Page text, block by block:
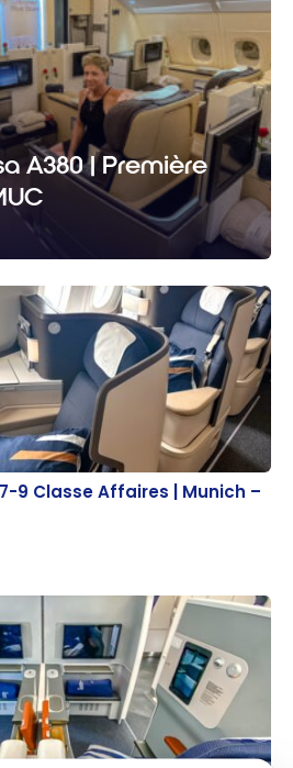
A380 | Première
9 Classe Affaires | Munich –
9 Classe Affaires | Munich –